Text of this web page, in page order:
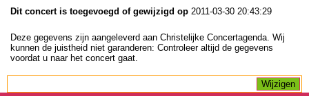
Dit concert is toegevoegd of gewijzigd op 2011-03-30 20:43:29
Deze gegevens zijn aangeleverd aan Christelijke Concertagenda. Wij
kunnen de juistheid niet garanderen: Controleer altijd de gegevens
voordat u naar het concert gaat.